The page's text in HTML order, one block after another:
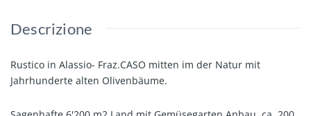
Descrizione
Rustico in Alassio- Fraz.CASO mitten im der Natur mit
Jahrhunderte alten Olivenbäume.